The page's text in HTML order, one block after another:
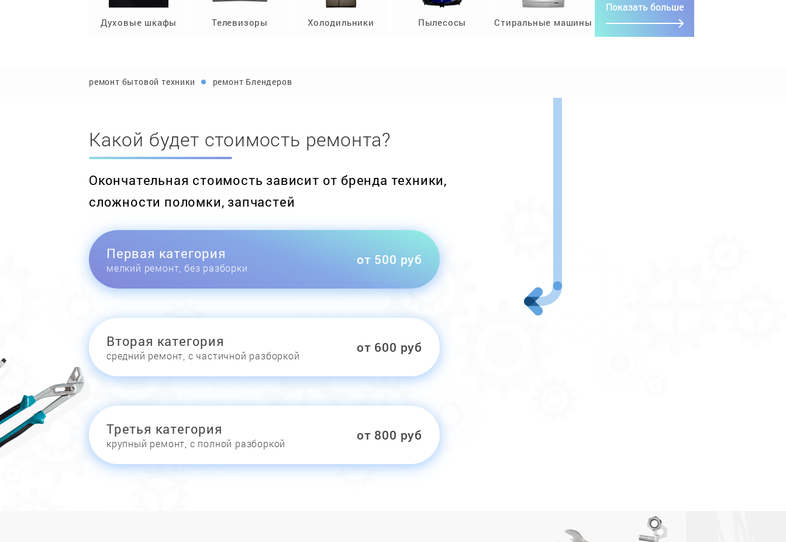
Духовые шкафы Телевизоры Холодильники Пылесосы Стиральные машины
Показать больше
ремонт бытовой техники ремонт Блендеров
Какой будет стоимость ремонта?
Окончательная стоимость зависит от бренда техники,
сложности поломки, запчастей
Первая категория
мелкий ремонт, без разборки
от 500 руб
Вторая категория
средний ремонт, с частичной разборкой
от 600 руб
Третья категория
крупный ремонт, с полной разборкой
от 800 руб